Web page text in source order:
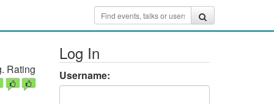
Rating
Log In
Username: